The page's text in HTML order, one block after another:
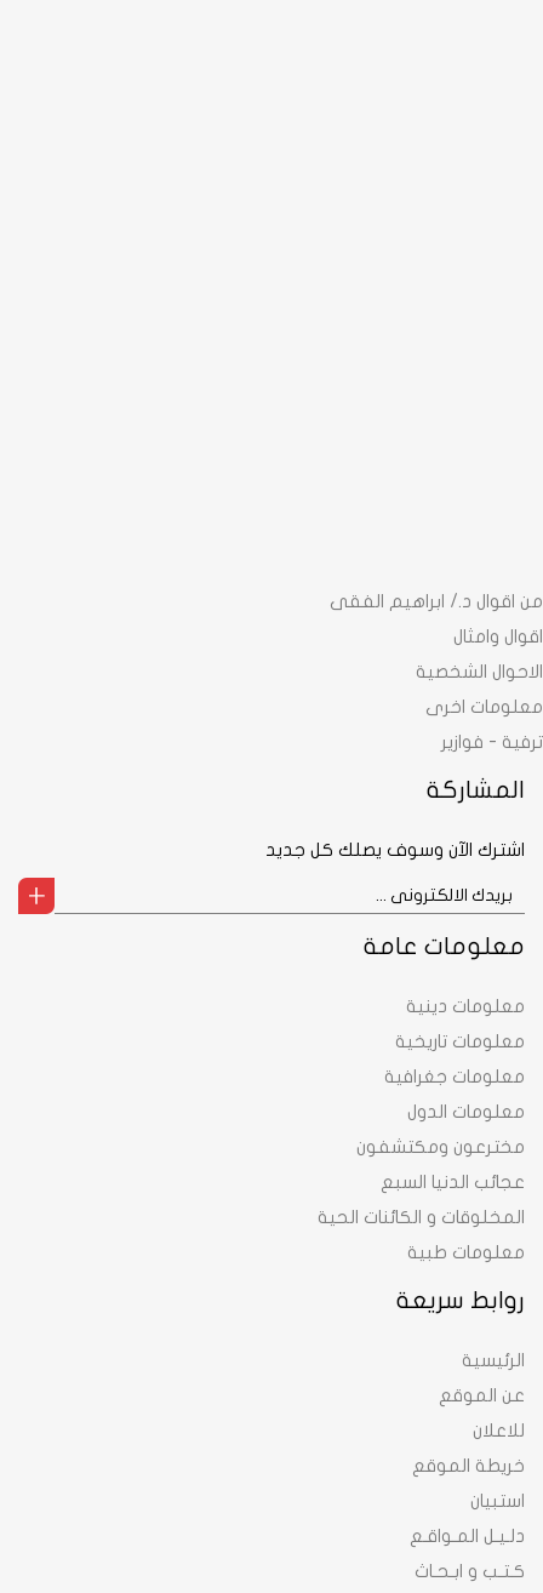
روابط سريعة
الرئيسية
عن الموقع
للاعلان
خريطة الموقع
استبيان
دلـيـل المـواقـع
كـتـب و ابـحـاث
معلومات عامة
معلومات دينية
معلومات تاريخية
معلومات جغرافية
معلومات الدول
مخترعون ومكتشفون
عجائب الدنيا السبع
المخلوقات و الكائنات الحية
معلومات طبية
من اقوال د./ ابراهيم الفقى
اقوال وامثال
الاحوال الشخصية
معلومات اخرى
ترفية - فوازير
المشاركة
اشترك الآن وسوف يصلك كل جديد